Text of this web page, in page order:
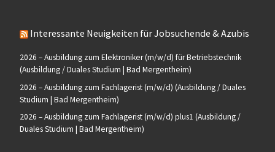
Interessante Neuigkeiten für Jobsuchende & Azubis
2026 – Ausbildung zum Elektroniker (m/w/d) für Betriebstechnik
(Ausbildung / Duales Studium | Bad Mergentheim)
2026 – Ausbildung zum Fachlagerist (m/w/d) (Ausbildung / Duales
Studium | Bad Mergentheim)
2026 – Ausbildung zum Fachlagerist (m/w/d) plus1 (Ausbildung /
Duales Studium | Bad Mergentheim)